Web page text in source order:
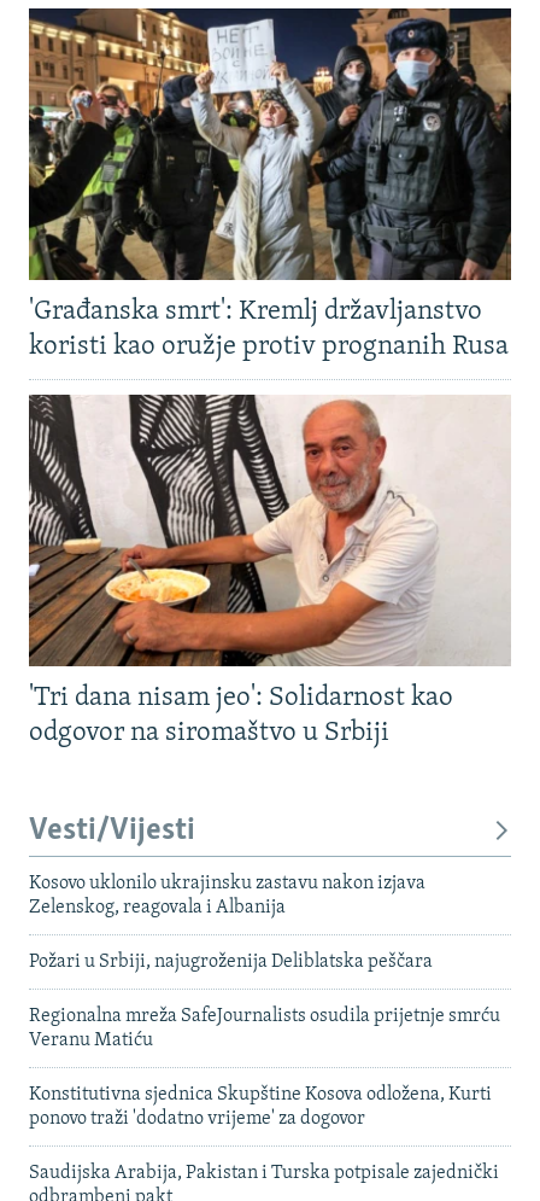
'Građanska smrt': Kremlj državljanstvo
koristi kao oružje protiv prognanih Rusa
'Tri dana nisam jeo': Solidarnost kao
odgovor na siromaštvo u Srbiji
Vesti/Vijesti
Kosovo uklonilo ukrajinsku zastavu nakon izjava
Zelenskog, reagovala i Albanija
Požari u Srbiji, najugroženija Deliblatska peščara
Regionalna mreža SafeJournalists osudila prijetnje smrću
Veranu Matiću
Konstitutivna sjednica Skupštine Kosova odložena, Kurti
ponovo traži 'dodatno vrijeme' za dogovor
Saudijska Arabija, Pakistan i Turska potpisale zajednički